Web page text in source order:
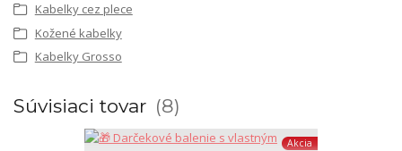
Kabelky cez plece
Kožené kabelky
Kabelky Grosso
Súvisiaci tovar 8
Akcia